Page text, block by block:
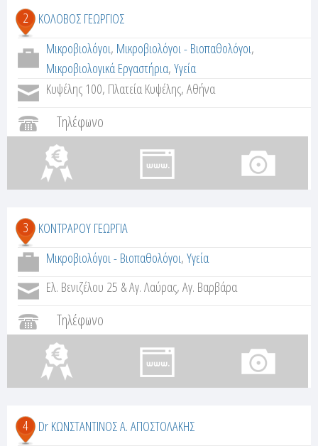
2 ΚΟΛΟΒΟΣ ΓΕΩΡΓΙΟΣ
Μικροβιολόγοι, Μικροβιολόγοι - Βιοπαθολόγοι,
Μικροβιολογικά Εργαστήρια,Υγεία
Κυψέλης 100, Πλατεία Κυψέλης, Αθήνα
Τηλέφωνο
3
ΚΟΝΤΡΑΡΟΥ ΓΕΩΡΓΙΑ
Μικροβιολόγοι - Βιοπαθολόγοι,Υγεία
Ελ. Βενιζέλου 25 & Αγ. Λαύρας, Αγ. Βαρβάρα
Τηλέφωνο
4 Dr ΚΩΝΣΤΑΝΤΙΝΟΣ Α. ΑΠΟΣΤΟΛΑΚΗΣ